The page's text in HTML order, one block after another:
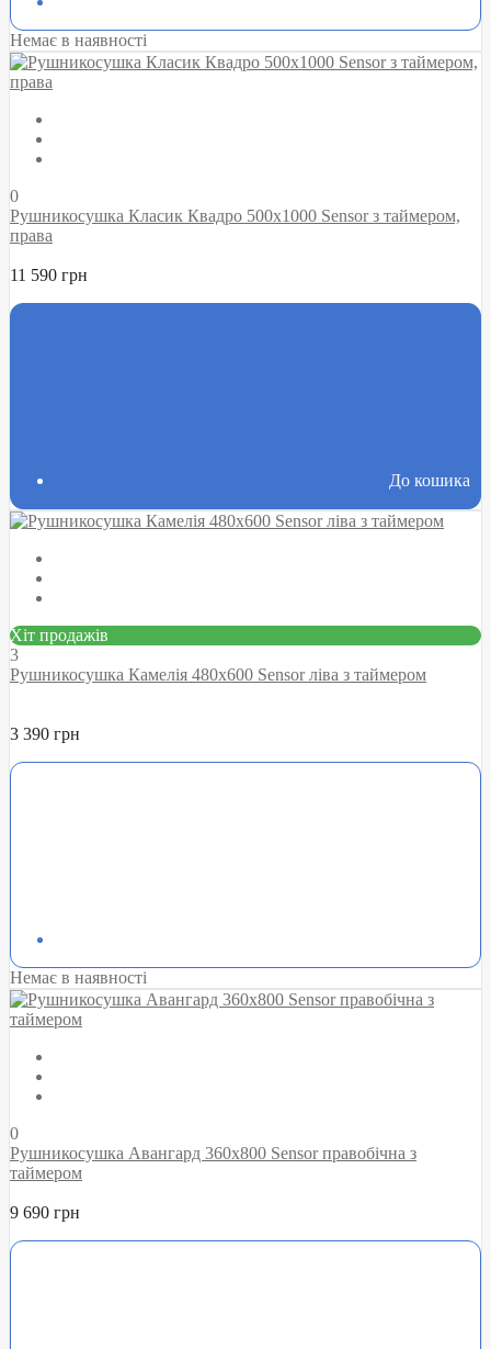
Немає в наявності
0
Рушникосушка Класик Квадро 500х1000 Sensor з таймером,
права
11 590 грн
До кошика
Хіт продажів
3
Рушникосушка Камелія 480х600 Sensor ліва з таймером
3 390 грн
Немає в наявності
0
Рушникосушка Авангард 360х800 Sensor правобічна з
таймером
9 690 грн